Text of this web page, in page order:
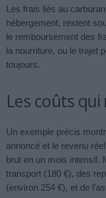
Les frais liés au
hébergement, restent
le remboursement des
la nourriture, ou le trajet
toujours.
Les coûts
Un exemple précis
annoncé et le revenu
brut en un mois intensif.
transport (180 €), des
(environ 254 €), et de